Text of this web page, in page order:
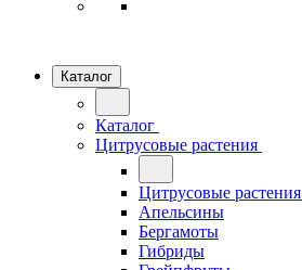
Каталог
Каталог
Цитрусовые растения
Цитрусовые растения
Апельсины
Бергамоты
Гибриды